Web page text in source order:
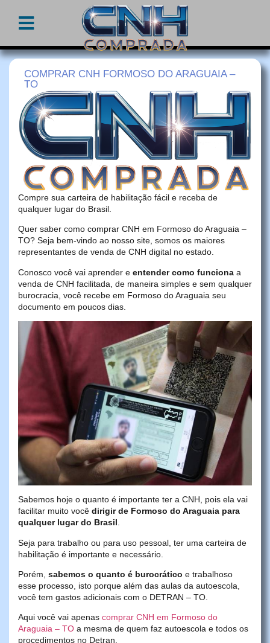
COMPRAR CNH FORMOSO DO ARAGUAIA –
TO
Compre sua carteira de habilitação fácil e receba de
qualquer lugar do Brasil.
Quer saber como comprar CNH em Formoso do Araguaia –
TO? Seja bem-vindo ao nosso site, somos os maiores
representantes de venda de CNH digital no estado.
Conosco você vai aprender e entender como funciona a
venda de CNH facilitada, de maneira simples e sem qualquer
burocracia, você recebe em Formoso do Araguaia seu
documento em poucos dias.
Sabemos hoje o quanto é importante ter a CNH, pois ela vai
facilitar muito você dirigir de Formoso do Araguaia para
qualquer lugar do Brasil.
Seja para trabalho ou para uso pessoal, ter uma carteira de
habilitação é importante e necessário.
Porém, sabemos o quanto é burocrático e trabalhoso
esse processo, isto porque além das aulas da autoescola,
você tem gastos adicionais com o DETRAN – TO.
Aqui você vai apenas comprar CNH em Formoso do
Araguaia – TO a mesma de quem faz autoescola e todos os
procedimentos no Detran.